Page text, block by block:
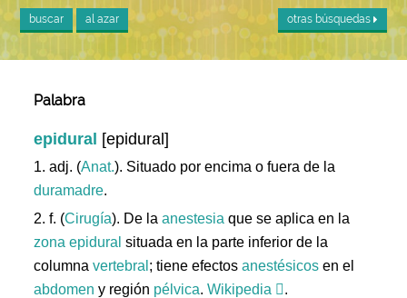
buscar al azar otras búsquedas
Palabra
epidural [epidural]
1. adj. (Anat.). Situado por encima o fuera de la
duramadre.
2. f. (Cirugía). De laanestesia que se aplica en la
zona epidural situada en la parte inferior de la
columnavertebral ; tiene efectosanestésicos en el
abdomen y región pélvica.Wikipedia .